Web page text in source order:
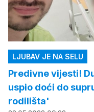
LJUBAV JE NA SELU
Predivne vijesti!
uspio doći do
rodilišta'